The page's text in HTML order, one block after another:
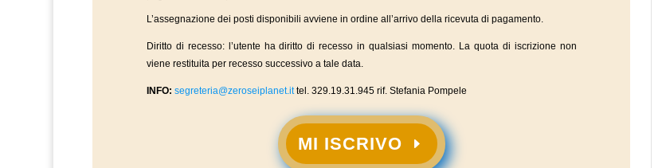
L’assegnazione dei posti disponibili avviene in ordine all’arrivo della ricevuta di pagamento.
Diritto di recesso: l’utente ha diritto di recesso in qualsiasi momento. La quota di iscrizione non
viene restituita per recesso successivo a tale data.
INFO: segreteria@zeroseiplanet.ittel. 329.19.31.945 rif. Stefania Pompele
MI ISCRIVO